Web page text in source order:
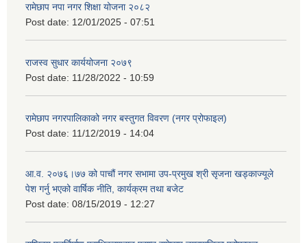
रामेछाप नपा नगर शिक्षा योजना २०८२
Post date: 12/01/2025 - 07:51
राजस्व सुधार कार्ययोजना २०७९
Post date: 11/28/2022 - 10:59
रामेछाप नगरपालिकाको नगर बस्तुगत विवरण (नगर प्रोफाइल)
Post date: 11/12/2019 - 14:04
आ.व. २०७६।७७ को पाचौं नगर सभामा उप-प्रमुख श्री सृजना खड्काज्यूले
पेश गर्नु भएको वार्षिक नीति, कार्यक्रम तथा बजेट
Post date: 08/15/2019 - 12:27